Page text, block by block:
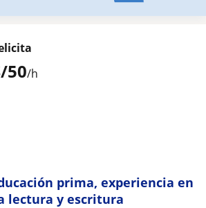
50/h
prima, experiencia en
lectura y escritura